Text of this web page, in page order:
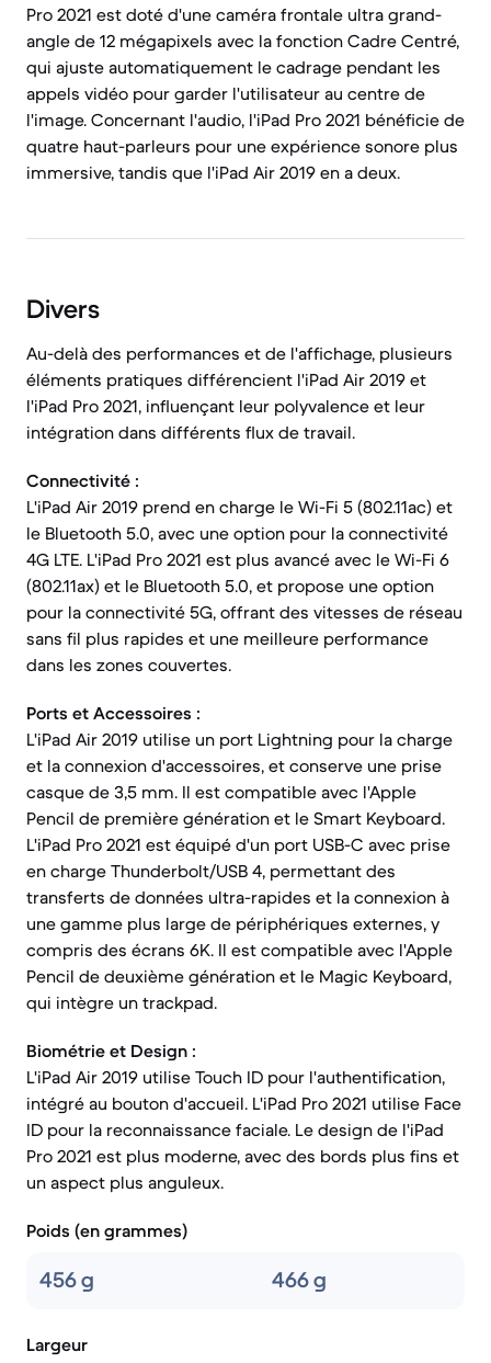
Pro 2021 est doté d'une caméra frontale ultra grand-
angle de 12 mégapixels avec la fonction Cadre Centré,
qui ajuste automatiquement le cadrage pendant les
appels vidéo pour garder l'utilisateur au centre de
l'image. Concernant l'audio, l'iPad Pro 2021 bénéficie de
quatre haut-parleurs pour une expérience sonore plus
immersive, tandis que l'iPad Air 2019 en a deux.
Divers
Au-delà des performances et de l'affichage, plusieurs
éléments pratiques différencient l'iPad Air 2019 et
l'iPad Pro 2021, influençant leur polyvalence et leur
intégration dans différents flux de travail.
Connectivité :
L'iPad Air 2019 prend en charge le Wi-Fi 5 (802.11ac) et
le Bluetooth 5.0, avec une option pour la connectivité
4G LTE. L'iPad Pro 2021 est plus avancé avec le Wi-Fi 6
(802.11ax) et le Bluetooth 5.0, et propose une option
pour la connectivité 5G, offrant des vitesses de réseau
sans fil plus rapides et une meilleure performance
dans les zones couvertes.
Ports et Accessoires :
L'iPad Air 2019 utilise un port Lightning pour la charge
et la connexion d'accessoires, et conserve une prise
casque de 3,5 mm. Il est compatible avec l'Apple
Pencil de première génération et le Smart Keyboard.
L'iPad Pro 2021 est équipé d'un port USB-C avec prise
en charge Thunderbolt/USB 4, permettant des
transferts de données ultra-rapides et la connexion à
une gamme plus large de périphériques externes, y
compris des écrans 6K. Il est compatible avec l'Apple
Pencil de deuxième génération et le Magic Keyboard,
qui intègre un trackpad.
Biométrie et Design :
L'iPad Air 2019 utilise Touch ID pour l'authentification,
intégré au bouton d'accueil. L'iPad Pro 2021 utilise Face
ID pour la reconnaissance faciale. Le design de l'iPad
Pro 2021 est plus moderne, avec des bords plus fins et
un aspect plus anguleux.
Poids (en grammes)
456 g 466 g
Largeur